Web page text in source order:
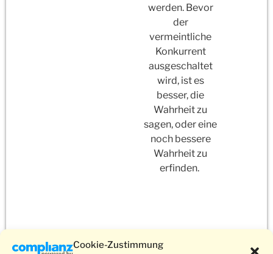
Cookie-Zustimmung
werden. Bevor
der
vermeintliche
Konkurrent
ausgeschaltet
wird, ist es
besser, die
Wahrheit zu
sagen, oder eine
noch bessere
Wahrheit zu
erfinden.